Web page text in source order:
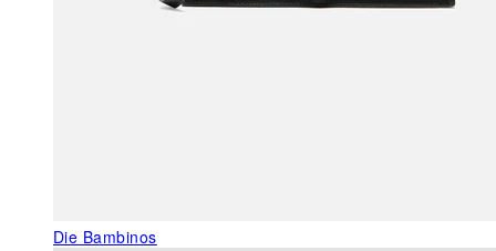
Die Bambinos